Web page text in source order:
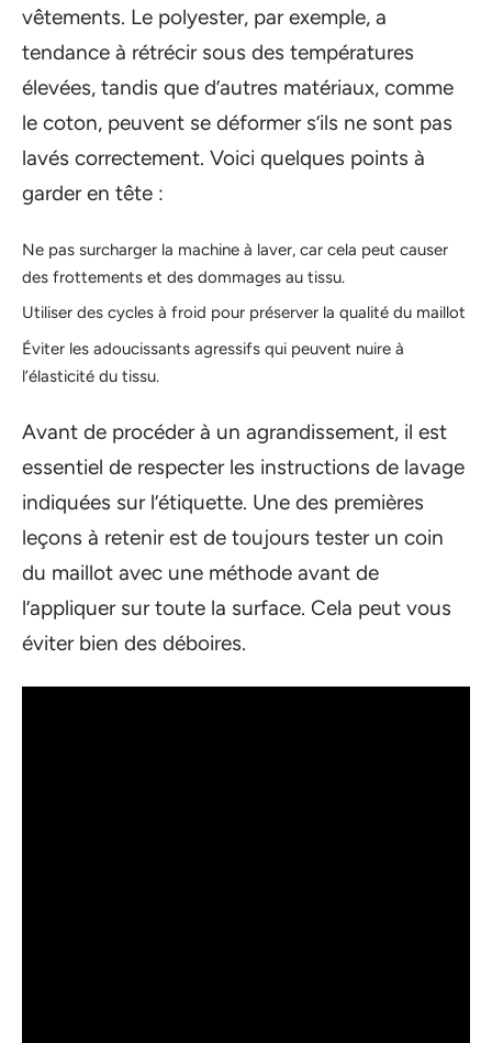
vêtements. Le polyester, par exemple, a
tendance à rétrécir sous des températures
élevées, tandis que d’autres matériaux, comme
le coton, peuvent se déformer s’ils ne sont pas
lavés correctement. Voici quelques points à
garder en tête :
Ne pas surcharger la machine à laver, car cela peut causer
des frottements et des dommages au tissu.
Utiliser des cycles à froid pour préserver la qualité du maillot
Éviter les adoucissants agressifs qui peuvent nuire à
l’élasticité du tissu.
Avant de procéder à un agrandissement, il est
essentiel de respecter les instructions de lavage
indiquées sur l’étiquette. Une des premières
leçons à retenir est de toujours tester un coin
du maillot avec une méthode avant de
l’appliquer sur toute la surface. Cela peut vous
éviter bien des déboires.